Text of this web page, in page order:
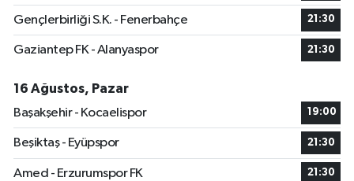
Gençlerbirliği S.K. - Fenerbahçe 21:30
Gaziantep FK - Alanyaspor 21:30
16 Ağustos, Pazar
Başakşehir - Kocaelispor
19:00
Beşiktaş - Eyüpspor 21:30
Amed - Erzurumspor FK 21:30